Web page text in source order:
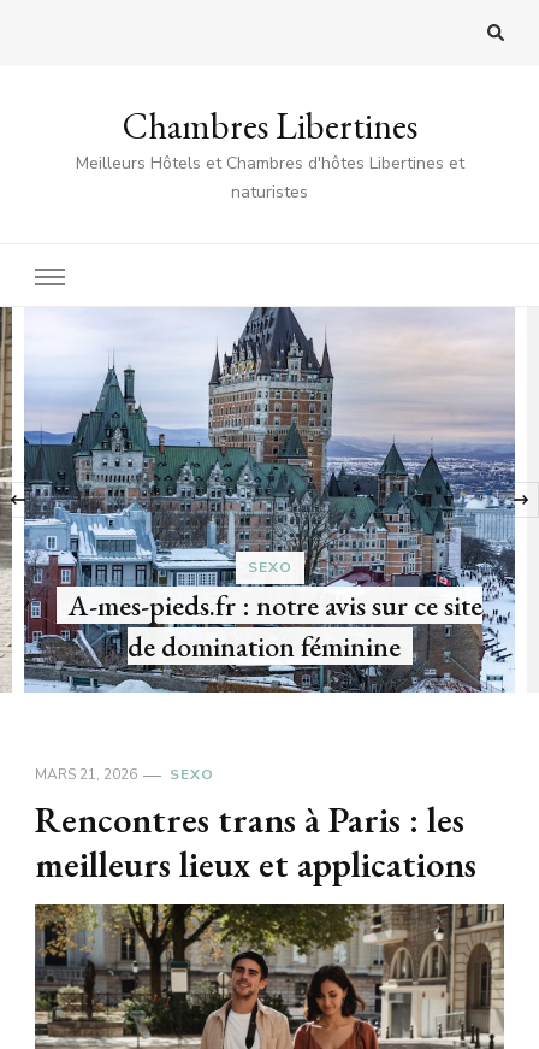
Chambres Libertines
Meilleurs Hôtels et Chambres d'hôtes Libertines et
naturistes
avis sur ce site
féminine
VACANCES
Comment choisir un
‹
MARS 21, 2026 SEXO
Rencontres trans à Paris : les
meilleurs lieux et applications